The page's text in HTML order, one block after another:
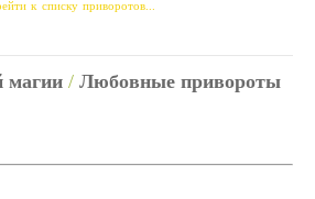
к списку приворотов...
магии / Любовные привороты